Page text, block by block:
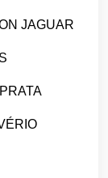
JAGUAR